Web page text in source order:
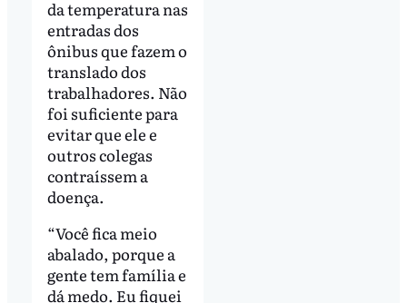
da temperatura nas
entradas dos
ônibus que fazem o
translado dos
trabalhadores. Não
foi suficiente para
evitar que ele e
outros colegas
contraíssem a
doença.
“Você fica meio
abalado, porque a
gente tem família e
dá medo. Eu fiquei